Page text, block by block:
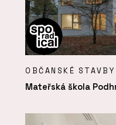
OBČANSKÉ STAVBY
Mateřská škola